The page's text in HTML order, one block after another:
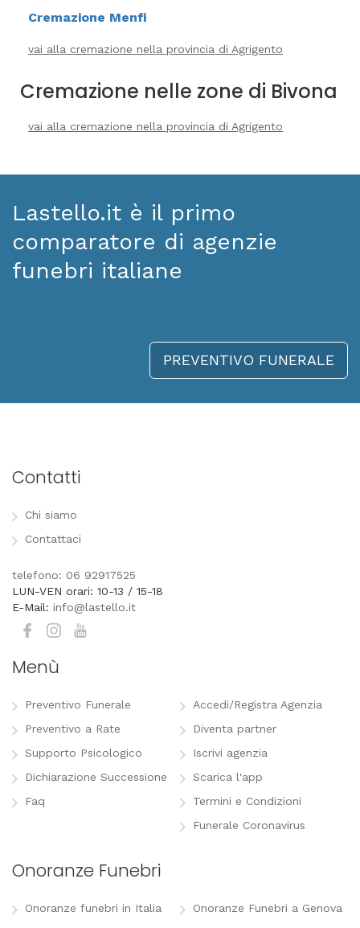
Cremazione Menfi
vai alla cremazione nella provincia di Agrigento
Cremazione nelle zone di Bivona
vai alla cremazione nella provincia di Agrigento
Lastello.it è il primo
comparatore di agenzie
funebri italiane
PREVENTIVO FUNERALE
Contatti
Chi siamo
Contattaci
telefono: 06 92917525
LUN-VEN orari: 10-13 / 15-18
E-Mail: info@lastello.it
Menù
Preventivo Funerale
Preventivo a Rate
Supporto Psicologico
Dichiarazione Successione
Faq
Accedi/Registra Agenzia
Diventa partner
Iscrivi agenzia
Scarica l'app
Termini e Condizioni
Funerale Coronavirus
Onoranze Funebri
Onoranze funebri in Italia
Onoranze Funebri a Genova